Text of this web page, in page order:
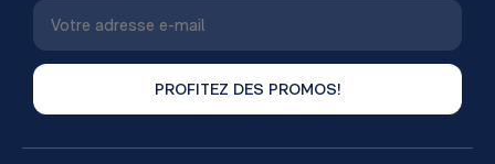
PROFITEZ DES PROMOS!